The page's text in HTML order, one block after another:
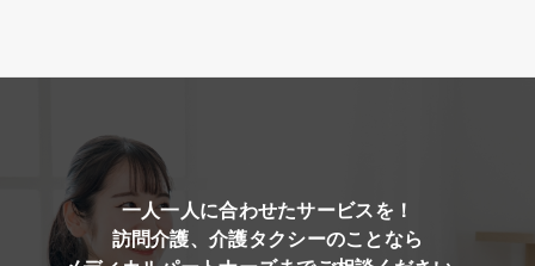
一人一人に合わせたサービスを！
訪問介護、介護タクシーのことなら